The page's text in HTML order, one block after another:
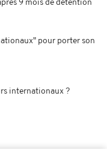
9 mois de détention
pour porter son
internationaux ?